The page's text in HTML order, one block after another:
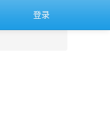
登录